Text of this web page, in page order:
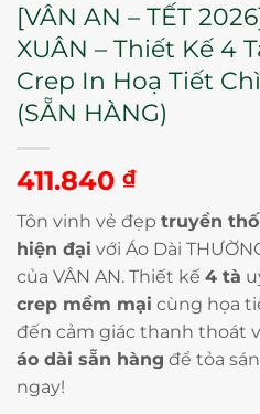
[VÂN AN – TẾT
XUÂN – Thiết Kế 4
Crep In Hoạ Tiết
(SẴN HÀNG)
411.840 ₫
Tôn vinh vẻ đẹp truyền
hiện đại với Áo Dài
của VÂN AN. Thiết kế 4 tà
crep mềm mại cùng họa
đến cảm giác thanh thoát
áo dài sẵn hàng để tỏa
ngay!